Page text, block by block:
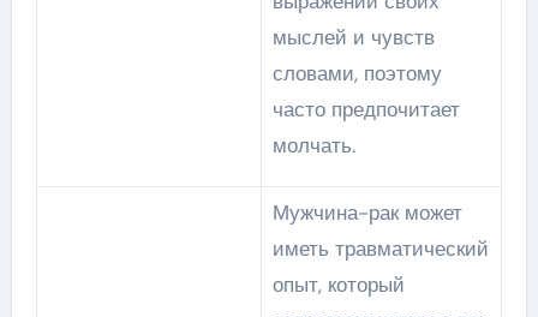
мыслей и чувств
словами, поэтому
часто предпочитает
молчать.
Мужчина-рак может
иметь травматический
опыт, который